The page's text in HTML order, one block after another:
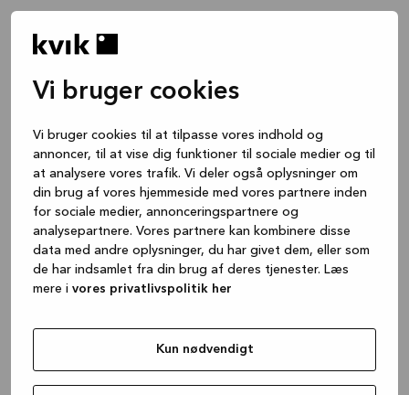
Vi bruger cookies
Vi bruger cookies til at tilpasse vores indhold og
annoncer, til at vise dig funktioner til sociale medier og til
at analysere vores trafik. Vi deler også oplysninger om
din brug af vores hjemmeside med vores partnere inden
for sociale medier, annonceringspartnere og
analysepartnere. Vores partnere kan kombinere disse
data med andre oplysninger, du har givet dem, eller som
de har indsamlet fra din brug af deres tjenester. Læs
mere i vores privatlivspolitik her
Kun nødvendigt